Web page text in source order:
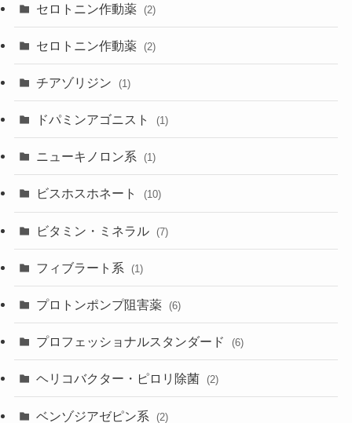
セロトニン作動薬 (2)
セロトニン作動薬 (2)
チアゾリジン (1)
ドパミンアゴニスト (1)
ニューキノロン系 (1)
ビスホスホネート (10)
ビタミン・ミネラル (7)
フィブラート系 (1)
プロトンポンプ阻害薬 (6)
プロフェッショナルスタンダード (6)
ヘリコバクター・ピロリ除菌 (2)
ベンゾジアゼピン系 (2)